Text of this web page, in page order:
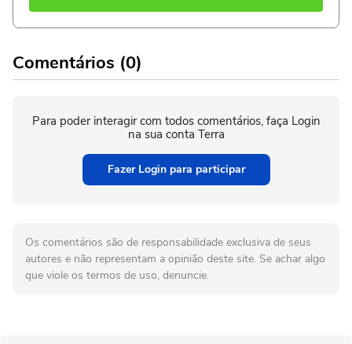
Comentários (0)
Para poder interagir com todos comentários, faça Login
na sua conta Terra
Fazer Login para participar
Os comentários são de responsabilidade exclusiva de seus
autores e não representam a opinião deste site. Se achar algo
que viole os termos de uso, denuncie.